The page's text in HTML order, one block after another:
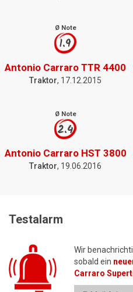
Ø Note
1.9
Antonio Carraro TTR 4400
Traktor, 17.12.2015
Ø Note
2.4
Antonio Carraro HST 3800
Traktor, 19.06.2016
Testalarm
Wir
sobald ein
Carraro